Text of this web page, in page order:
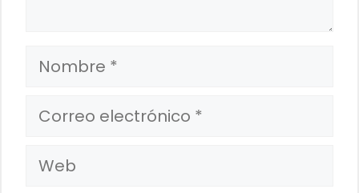
Nombre
Correo
electrónico
Web